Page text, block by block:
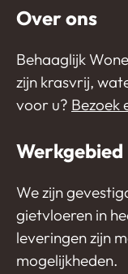
Over ons
Behaaglijk
zijn krasvrij,
voor u? Bezoek
Werkgebied
We zijn
gietvloeren in
leveringen zijn
mogelijkheden.